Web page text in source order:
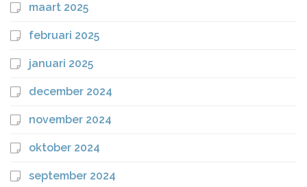
maart 2025
februari 2025
januari 2025
december 2024
november 2024
oktober 2024
september 2024